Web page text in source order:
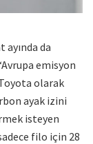
ayında da
emisyon
olarak
ayak izini
isteyen
filo için 28